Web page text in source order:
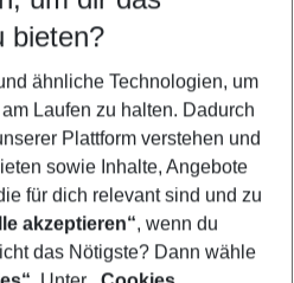
5-8 Nächte
anzeigen
bieten?
ähnliche Technologien, um
Laufen zu halten. Dadurch
Plattform verstehen und
sowie Inhalte, Angebote
für dich relevant sind und zu
akzeptieren“, wenn du
das Nötigste? Dann wähle